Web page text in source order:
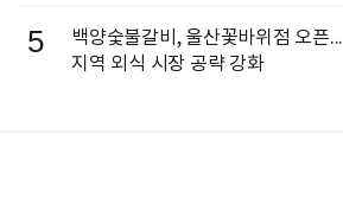
5
백양숯불갈비, 울산꽃바위점 오픈...
지역 외식 시장 공략 강화